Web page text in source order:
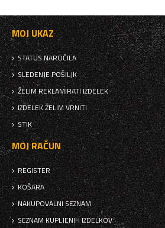
MOJ UKAZ
STATUS NAROČILA
SLEDENJE POŠILJK
ŽELIM REKLAMIRATI IZDELEK
IZDELEK ŽELIM VRNITI
STIK
MOJ RAČUN
REGISTER
KOŠARA
NAKUPOVALNI SEZNAM
SEZNAM KUPLJENIH IZDELKOV